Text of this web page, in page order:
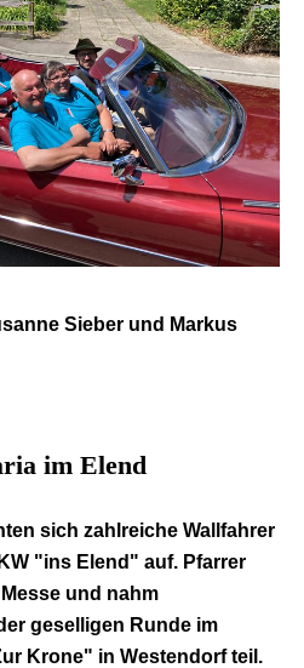
Sieber und Markus
im Elend
sich zahlreiche Wallfahrer
"ins Elend" auf. Pfarrer
und nahm
geselligen Runde im
Krone" in Westendorf teil.